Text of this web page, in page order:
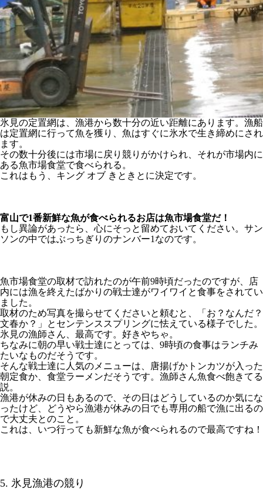
氷見の定置網は、漁港から数十分の近い距離にあります。漁船
は定置網に行って魚を獲り、魚はすぐに氷水で生き締めにされ
ます。
その数十分後には市場に戻り競りがかけられ、それが市場内に
ある魚市場食堂で食べられる。
これはもう、キング オブ きときとに決定です。
富山で1番新鮮な魚が食べられるお店は魚市場食堂だ！
もし異論があったら、心にそっと留めておいてください。サン
ソンの中ではぶっちぎりのナンバー1なのです。
魚市場食堂の取材で訪れたのが午前9時頃だったのですが、店
内には漁を終えたばかりの戦士達がワイワイと食事をされてい
ました。
取材のため写真を撮らせてくださいと頼むと、「お？なんだ？
文春か？」とセンテンススプリングに怯えている様子でした。
氷見の漁師さん、最高です。好きやちゃ。
ちなみに朝の早い戦士達にとっては、9時頃の食事はランチみ
たいなものだそうです。
そんな戦士達に人気のメニューは、唐揚げかトンカツが入った
朝定食か、食堂ラーメンだそうです。漁師さん魚食べ飽きてる
説。
漁港が休みの日もあるので、その日はどうしているのか気にな
ったけど、どうやら漁港が休みの日でも専用の船で漁に出るの
で大丈夫とのこと。
これは、いつ行っても新鮮な魚が食べられるので最高ですね！
5. 氷見漁港の競り